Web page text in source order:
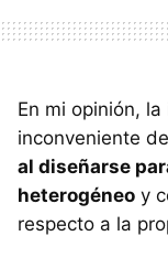
En mi opinión,
inconveniente
al diseñarse
heterogéneo y
respecto a la